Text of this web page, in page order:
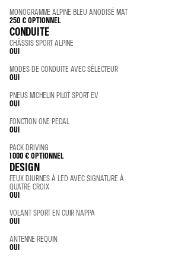
MONOGRAMME ALPINE BLEU ANODISÉ MAT
250 €OPTIONNEL
CONDUITE
CHÂSSIS SPORT ALPINE
OUI
MODES DE CONDUITE AVEC SÉLECTEUR
OUI
PNEUS MICHELIN PILOT SPORT EV
OUI
FONCTION ONE PEDAL
OUI
PACK DRIVING
1 000 €OPTIONNEL
DESIGN
FEUX DIURNES À LED AVEC SIGNATURE À
QUATRE CROIX
OUI
VOLANT SPORT EN CUIR NAPPA
OUI
ANTENNE REQUIN
OUI